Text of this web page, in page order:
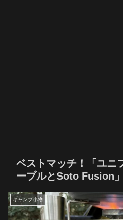
ベストマッチ！「ユニ
ーブルとSoto Fusion」
キャンプ小物